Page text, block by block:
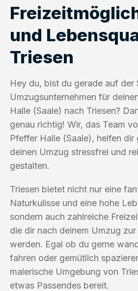
und
Triesen
Hey du, bist du gerade auf der
Umzugsunternehmen für
Halle (Saale) nach Triesen?
genau richtig! Wir, das Team
Pfeffer Halle (Saale), helfen dir
deinen Umzug stressfrei und
gestalten.
Triesen bietet nicht nur eine
Naturkulisse und eine hohe
sondern auch zahlreiche
die dir nach deinem Umzug
werden. Egal ob du gerne
fahren oder gemütlich
malerische Umgebung von
etwas Passendes bereit.